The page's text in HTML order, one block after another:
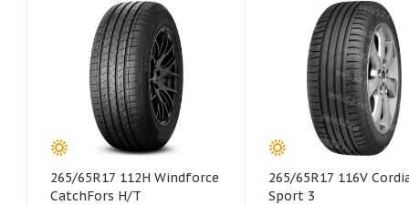
265/65R17 112H Windforce
CatchFors H/T
265/65R17 116V
Sport 3